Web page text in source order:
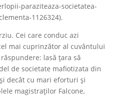
paraziteaza-societatea-
1126324).
Cei care conduc azi
mai cuprinzător al cuvântului
lasă ţara să
de societate mafiotizata din
decât cu mari eforturi şi
magistraţilor Falcone,